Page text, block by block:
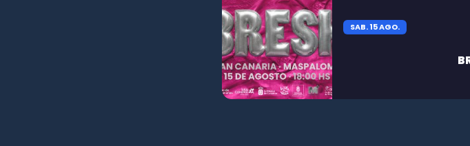
SAB. 15 AGO.